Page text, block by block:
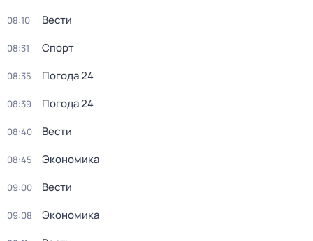
08:10 Вести
08:31 Спорт
08:35 Погода 24
08:39 Погода 24
08:40 Вести
08:45 Экономика
09:00 Вести
09:08 Экономика